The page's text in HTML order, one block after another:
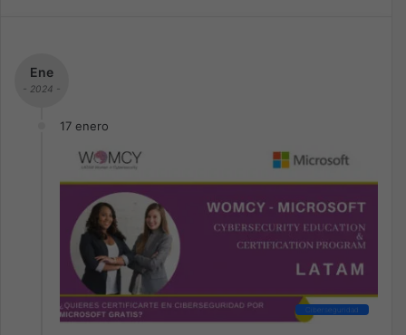
Ene
- 2024 -
17 enero
Ciberseguridad